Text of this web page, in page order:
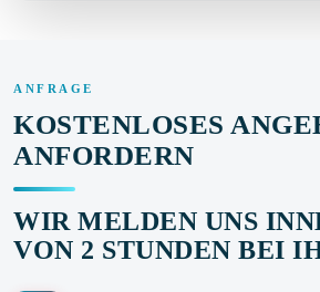
ANFRAGE
KOSTENLOSES
ANFORDERN
WIR MELDEN UNS
VON 2 STUNDEN BEI